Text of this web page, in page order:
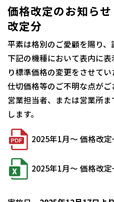
価格改定のお知ら
改定分
平素は格別のご愛顧を賜り、
下記の機種において表内に
り標準価格の変更をさせてい
仕切価格等のご不明な点が
営業担当者、または営業所
します。
2025年1月～ 価格改定
2025年1月～ 価格改定